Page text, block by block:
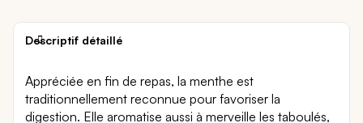
Descriptif détaillé
Appréciée en fin de repas, la menthe est
traditionnellement reconnue pour favoriser la
digestion. Elle aromatise aussi à merveille les taboulés,